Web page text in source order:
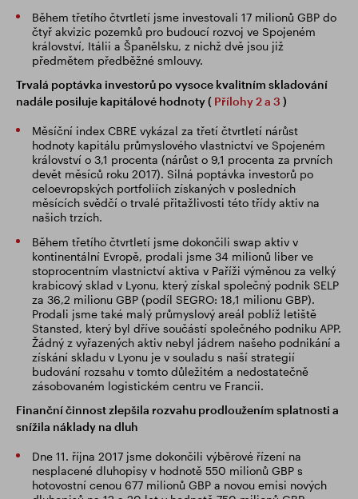
Během třetího čtvrtletí jsme investovali 17 milionů GBP do
čtyř akvizic pozemků pro budoucí rozvoj ve Spojeném
království, Itálii a Španělsku, z nichž dvě jsou již
předmětem předběžné smlouvy.
Trvalá poptávka investorů po vysoce kvalitním skladování
nadále posiluje kapitálové hodnoty ( Přílohy 2 a 3 )
Měsíční index CBRE vykázal za třetí čtvrtletí nárůst
hodnoty kapitálu průmyslového vlastnictví ve Spojeném
království o 3,1 procenta (nárůst o 9,1 procenta za prvních
devět měsíců roku 2017). Silná poptávka investorů po
celoevropských portfoliích získaných v posledních
měsících svědčí o trvalé přitažlivosti této třídy aktiv na
našich trzích.
Během třetího čtvrtletí jsme dokončili swap aktiv v
kontinentální Evropě, prodali jsme 34 milionů liber ve
stoprocentním vlastnictví aktiva v Paříži výměnou za velký
krabicový sklad v Lyonu, který získal společný podnik SELP
za 36,2 milionu GBP (podíl SEGRO: 18,1 milionu GBP).
Prodali jsme také malý průmyslový areál poblíž letiště
Stansted, který byl dříve součástí společného podniku APP.
Žádný z vyřazených aktiv nebyl jádrem našeho podnikání a
získání skladu v Lyonu je v souladu s naší strategií
budování rozsahu v tomto důležitém a nedostatečně
zásobovaném logistickém centru ve Francii.
Finanční činnost zlepšila rozvahu prodloužením splatnosti a
snížila náklady na dluh
Dne 11. října 2017 jsme dokončili výběrové řízení na
nesplacené dluhopisy v hodnotě 550 milionů GBP s
hotovostní cenou 677 milionů GBP a novou emisi nových